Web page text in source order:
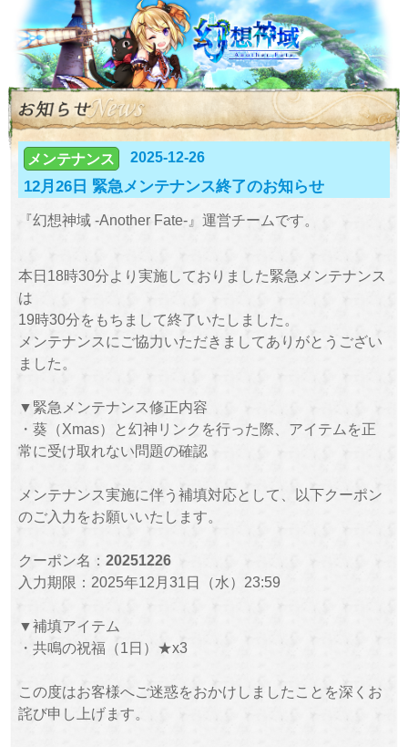
メンテナンス 2025-12-26
12月26日 緊急メンテナンス終了のお知らせ
『幻想神域 -Another Fate-』運営チームです。
本日18時30分より実施しておりました緊急メンテナンス
は
19時30分をもちまして終了いたしました。
メンテナンスにご協力いただきましてありがとうござい
ました。
▼緊急メンテナンス修正内容
・葵（Xmas）と幻神リンクを行った際、アイテムを正
常に受け取れない問題の確認
メンテナンス実施に伴う補填対応として、以下クーポン
のご入力をお願いいたします。
クーポン名： 20251226
入力期限：2025年12月31日（水）23:59
▼補填アイテム
・共鳴の祝福（1日）★x3
この度はお客様へご迷惑をおかけしましたことを深くお
詫び申し上げます。